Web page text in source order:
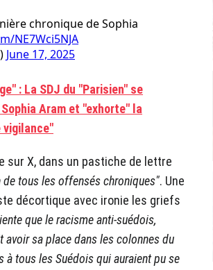
chronique de Sophia
NE7Wci5NJA
June 17, 2025
: La SDJ du "Parisien" se
Aram et "exhorte" la
vigilance"
sur X, dans un pastiche de lettre
tous les offensés chroniques". Une
décortique avec ironie les griefs
que le racisme anti-suédois,
sa place dans les colonnes du
à tous les Suédois qui auraient pu se